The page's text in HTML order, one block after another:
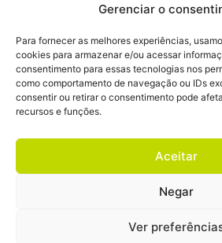
Gerenciar o
Para fornecer as melhores experiências,
cookies para armazenar e/ou acessar
consentimento para essas tecnologias nos
como comportamento de navegação ou IDs
consentir ou retirar o consentimento pode
recursos e funções.
Aceitar
Negar
Ver
ZH-CN EN PT ES
Política de Privacidade
Associate member of LEAG - Local Expert